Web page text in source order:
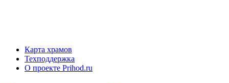
Карта храмов
Техподдержка
О проекте Prihod.ru